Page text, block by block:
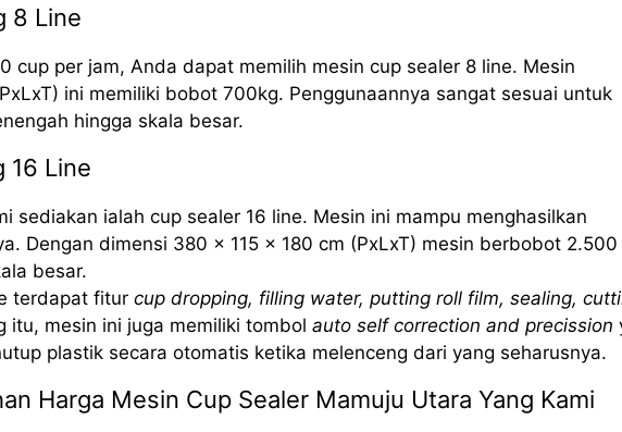
8 Line
cup per jam, Anda dapat memilih mesin cup sealer 8 line. Mesin
ini memiliki bobot 700kg. Penggunaannya sangat sesuai untuk
hingga skala besar.
16 Line
sediakan ialah cup sealer 16 line. Mesin ini mampu menghasilkan
Dengan dimensi 380 x 115 x 180 cm (PxLxT) mesin berbobot 2.500
besar.
terdapat fitur cup dropping, filling water, putting roll film, sealing,
itu, mesin ini juga memiliki tombol auto self correction and precission
plastik secara otomatis ketika melenceng dari yang seharusnya.
Harga Mesin Cup Sealer Mamuju Utara Yang Kami